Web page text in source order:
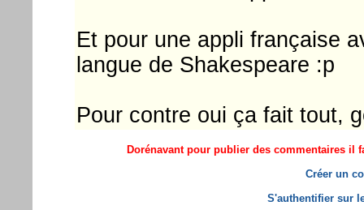
Et pour une appli française
langue de Shakespeare :p
Pour contre oui ça fait tout,
Dorénavant pour publier des commentaires il
Créer un
S'authentifier sur